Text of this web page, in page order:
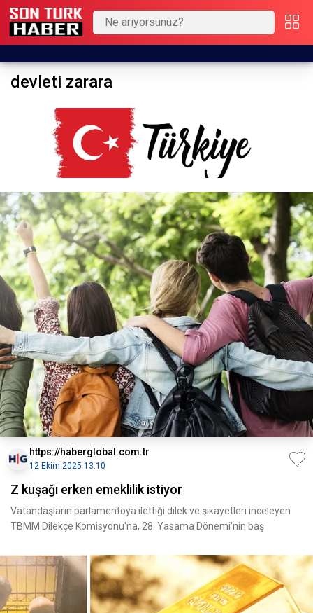
devleti zarara
https://haberglobal.com.tr
12 Ekim 2025 13:10
Z kuşağı erken emeklilik istiyor
Vatandaşların parlamentoya ilettiği dilek ve şikayetleri inceleyen
TBMM Dilekçe Komisyonu'na, 28. Yasama Dönemi'nin baş